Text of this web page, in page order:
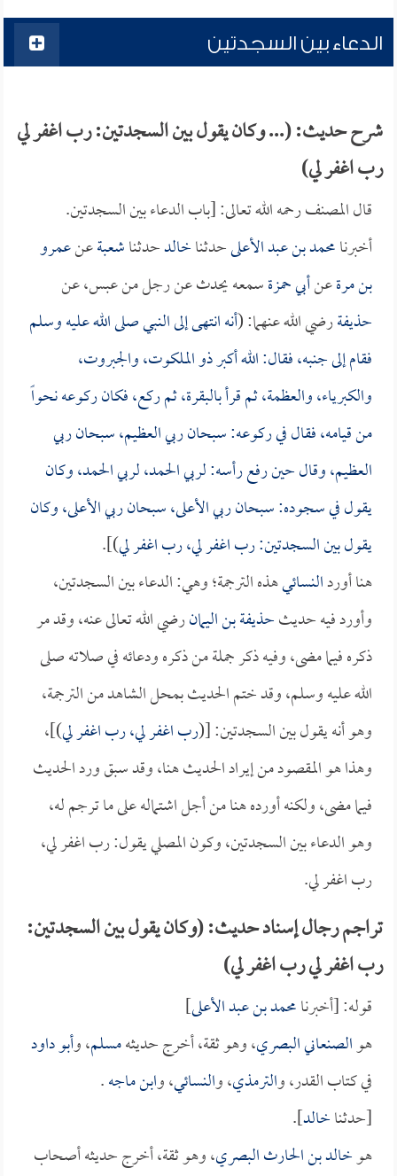
الدعاء بين السجدتين
شرح حديث: (... وكان يقول بين السجدتين: رب اغفر لي
رب اغفر لي)
قال المصنف رحمه الله تعالى: [باب الدعاء بين السجدتين.
أخبرنامحمد بن عبد الأعلىحدثناخالدحدثناشعبةعنعمرو
بن مرةعنأبي حمزةسمعه يحدث عن رجل من عبس، عن
حذيفةرضي الله عنهما: (أنه انتهى إلى النبي صلى الله عليه وسلم
فقام إلى جنبه، فقال: الله أكبر ذو الملكوت، والجبروت،
والكبرياء، والعظمة، ثم قرأ بالبقرة، ثم ركع، فكان ركوعه نحواً
من قيامه، فقال في ركوعه: سبحان ربي العظيم، سبحان ربي
العظيم، وقال حين رفع رأسه: لربي الحمد، لربي الحمد، وكان
يقول في سجوده: سبحان ربي الأعلى، سبحان ربي الأعلى، وكان
يقول بين السجدتين: رب اغفر لي، رب اغفر لي)].
هنا أوردالنسائيهذه الترجمة؛ وهي: الدعاء بين السجدتين،
وأورد فيه حديثحذيفة بن اليمانرضي الله تعالى عنه، وقد مر
ذكره فيما مضى، وفيه ذكر جملة من ذكره ودعائه في صلاته صلى
الله عليه وسلم، وقد ختم الحديث بمحل الشاهد من الترجمة،
وهو أنه يقول بين السجدتين: [(رب اغفر لي، رب اغفر لي)]،
وهذا هو المقصود من إيراد الحديث هنا، وقد سبق ورد الحديث
فيما مضى، ولكنه أورده هنا من أجل اشتماله على ما ترجم له،
وهو الدعاء بين السجدتين، وكون المصلي يقول: رب اغفر لي،
رب اغفر لي.
تراجم رجال إسناد حديث: (وكان يقول بين السجدتين:
رب اغفر لي رب اغفر لي)
قوله: [أخبرنامحمد بن عبد الأعلى]
هوالصنعاني البصري، وهو ثقة، أخرج حديثهمسلم، وأبو داود
في كتاب القدر، والترمذي، والنسائي، وابن ماجه.
[حدثناخالد].
هوخالد بن الحارث البصري، وهو ثقة، أخرج حديثه أصحاب